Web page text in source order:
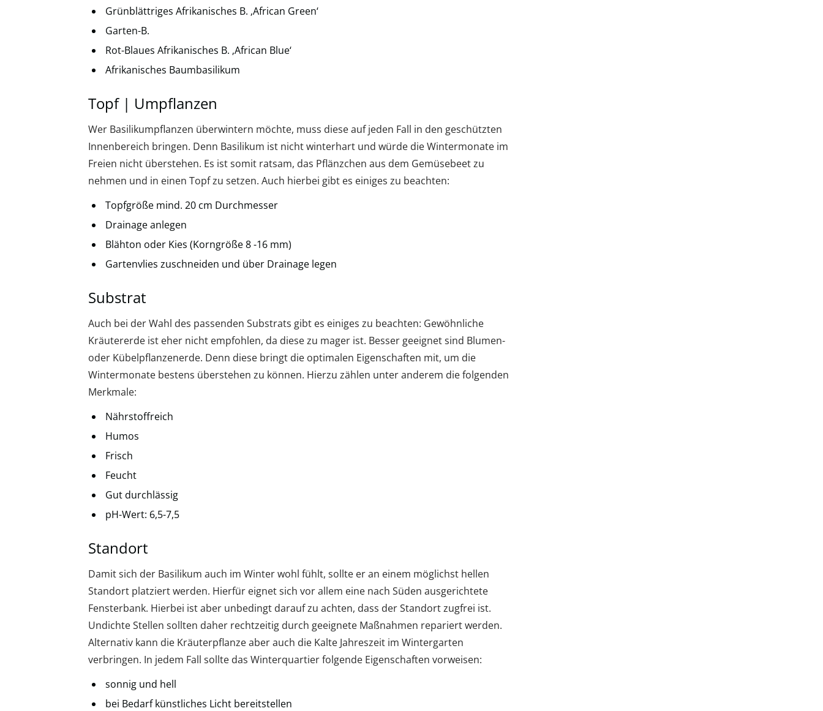
Grünblättriges Afrikanisches B. ‚African Green‘
Garten-B.
Rot-Blaues Afrikanisches B. ‚African Blue‘
Afrikanisches Baumbasilikum
Topf | Umpflanzen
Wer Basilikumpflanzen überwintern möchte, muss diese auf jeden Fall in den geschützten
Innenbereich bringen. Denn Basilikum ist nicht winterhart und würde die Wintermonate im
Freien nicht überstehen. Es ist somit ratsam, das Pflänzchen aus dem Gemüsebeet zu
nehmen und in einen Topf zu setzen. Auch hierbei gibt es einiges zu beachten:
Topfgröße mind. 20 cm Durchmesser
Drainage anlegen
Blähton oder Kies (Korngröße 8 -16 mm)
Gartenvlies zuschneiden und über Drainage legen
Substrat
Auch bei der Wahl des passenden Substrats gibt es einiges zu beachten: Gewöhnliche
Kräutererde ist eher nicht empfohlen, da diese zu mager ist. Besser geeignet sind Blumen-
oder Kübelpflanzenerde. Denn diese bringt die optimalen Eigenschaften mit, um die
Wintermonate bestens überstehen zu können. Hierzu zählen unter anderem die folgenden
Merkmale:
Nährstoffreich
Humos
Frisch
Feucht
Gut durchlässig
pH-Wert: 6,5-7,5
Standort
Damit sich der Basilikum auch im Winter wohl fühlt, sollte er an einem möglichst hellen
Standort platziert werden. Hierfür eignet sich vor allem eine nach Süden ausgerichtete
Fensterbank. Hierbei ist aber unbedingt darauf zu achten, dass der Standort zugfrei ist.
Undichte Stellen sollten daher rechtzeitig durch geeignete Maßnahmen repariert werden.
Alternativ kann die Kräuterpflanze aber auch die Kalte Jahreszeit im Wintergarten
verbringen. In jedem Fall sollte das Winterquartier folgende Eigenschaften vorweisen:
sonnig und hell
bei Bedarf künstliches Licht bereitstellen